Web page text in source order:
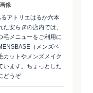
アトリエはるか六本
安らぎの店内では、
毛メニューをご利用に
（メンズベ
カットやメンズメイク
います。ちょっとした
どうぞ